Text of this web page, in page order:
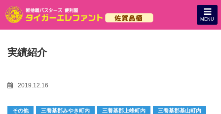
MENU
実績紹介
2019.12.16
その他 三養基郡みやき町内 三養基郡上峰町内 三養基郡基山町内